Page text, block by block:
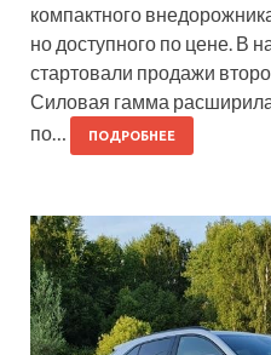
компактного
но доступного по цене. В
стартовали продажи
Силовая гамма
по…
ПОДРОБНЕЕ